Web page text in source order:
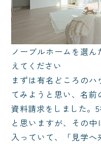
ノーブルホームを選
えてください
まずは有名どころの
てみようと思い、名
資料請求をしました。
と思いますが、その中
入っていて、「見学へ